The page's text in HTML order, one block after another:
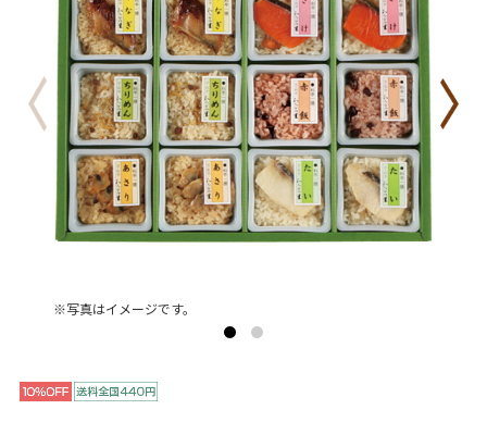
※写真はイメージです。